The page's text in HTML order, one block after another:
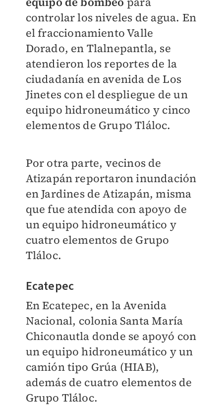
controlar los niveles de agua. En
el fraccionamiento Valle
Dorado, en Tlalnepantla, se
atendieron los reportes de la
ciudadanía en avenida de Los
Jinetes con el despliegue de un
equipo hidroneumático y cinco
elementos de Grupo Tláloc.
Por otra parte, vecinos de
Atizapán reportaron inundación
en Jardines de Atizapán, misma
que fue atendida con apoyo de
un equipo hidroneumático y
cuatro elementos de Grupo
Tláloc.
Ecatepec
En Ecatepec, en la Avenida
Nacional, colonia Santa María
Chiconautla donde se apoyó con
un equipo hidroneumático y un
camión tipo Grúa (HIAB),
además de cuatro elementos de
Grupo Tláloc.